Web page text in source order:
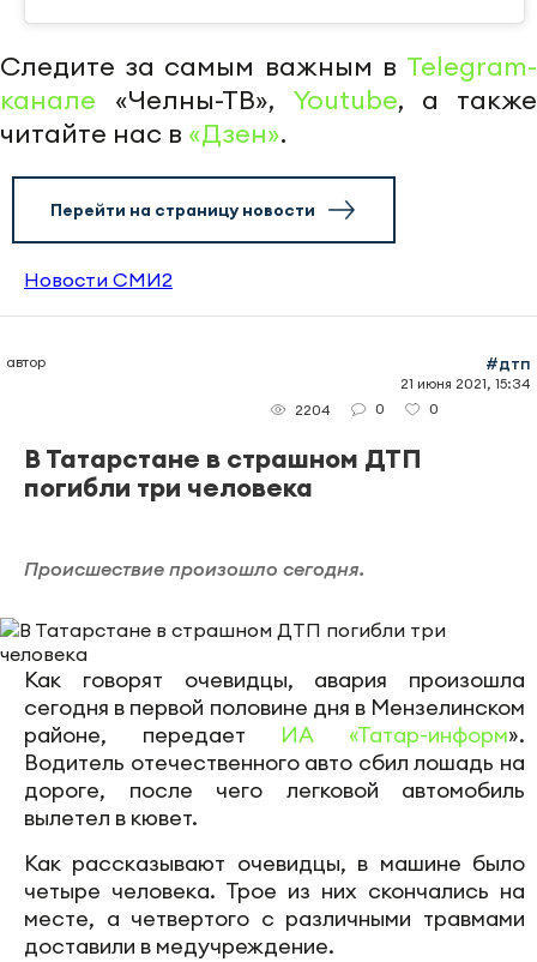
Следите за самым важным в Telegram-
канале «Челны-ТВ», Youtube, а также
читайте нас в «Дзен».
Перейти на страницу новости
Новости СМИ2
автор #дтп
21 июня 2021, 15:34
2204
0 0
В Татарстане в страшном ДТП
погибли три человека
Происшествие произошло сегодня.
Как говорят очевидцы, авария произошла
сегодня в первой половине дня в Мензелинском
районе, передает ИА «Татар-информ».
Водитель отечественного авто сбил лошадь на
дороге, после чего легковой автомобиль
вылетел в кювет.
Как рассказывают очевидцы, в машине было
четыре человека. Трое из них скончались на
месте, а четвертого с различными травмами
доставили в медучреждение.